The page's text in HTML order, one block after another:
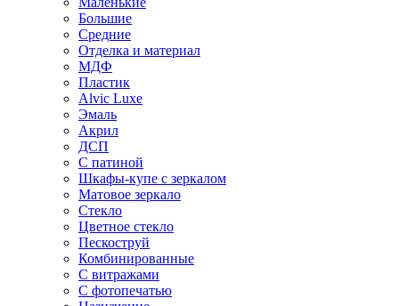
Большие
Средние
Отделка и материал
МДФ
Пластик
Alvic Luxe
Эмаль
Акрил
ДСП
С патиной
Шкафы-купе с зеркалом
Матовое зеркало
Стекло
Цветное стекло
Пескоструй
Комбинированные
С витражами
С фотопечатью